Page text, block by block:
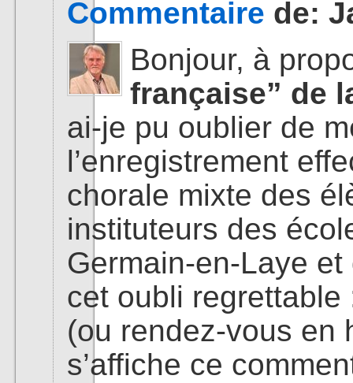
Commentaire de:
Bonjour, à
française” de
ai-je pu oublier de
l’enregistrement
chorale mixte des
instituteurs des
Germain-en-Laye
cet oubli
(ou rendez-vous en
s’affiche ce